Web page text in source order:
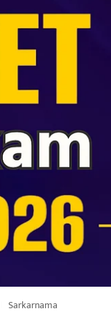
Sarkarnama